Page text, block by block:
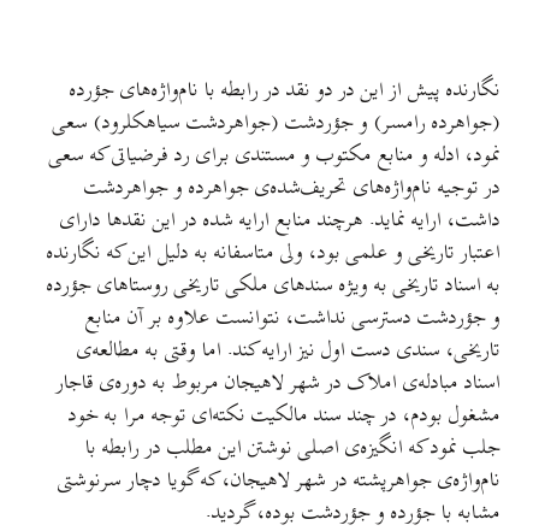
نگارنده پیش از این در دو نقد در رابطه با نام‌واژه‌های جؤرده
(جواهرده رامسر) و جؤردشت (جواهردشت سیاهکلرود) سعی
نمود، ادله و منابع مکتوب و مستندی برای رد فرضیاتی که سعی
در توجیه نام‌واژه‌های تحریف‌شده‌ی جواهرده و جواهردشت
داشت، ارایه نماید. هرچند منابع ارایه شده در این نقدها دارای
اعتبار تاریخی و علمی بود، ولی متاسفانه به دلیل این که نگارنده
به اسناد تاریخی به ویژه سندهای ملکی تاریخی روستاهای جؤرده
و جؤردشت دسترسی نداشت، نتوانست علاوه بر آن منابع
تاریخی، سندی دست اول نیز ارایه کند. اما وقتی به مطالعه‌ی
اسناد مبادله‌ی املاک در شهر لاهیجان مربوط به دوره‌ی قاجار
مشغول بودم، در چند سند مالکیت نکته‌ای توجه مرا به خود
جلب نمود که انگیزه‌ی اصلی نوشتن این مطلب در رابطه با
نام‌واژه‌ی جواهر‌پشته در شهر لاهیجان، که گویا دچار سرنوشتی
مشابه با جؤرده و جؤردشت بوده، گردید.